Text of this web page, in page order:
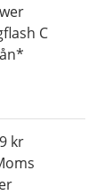
C